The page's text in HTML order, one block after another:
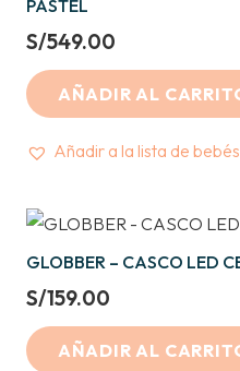
PASTEL
S/549.00
AÑADIR AL
Añadir a la lista de bebés
GLOBBER – CASCO LED
S/159.00
AÑADIR AL